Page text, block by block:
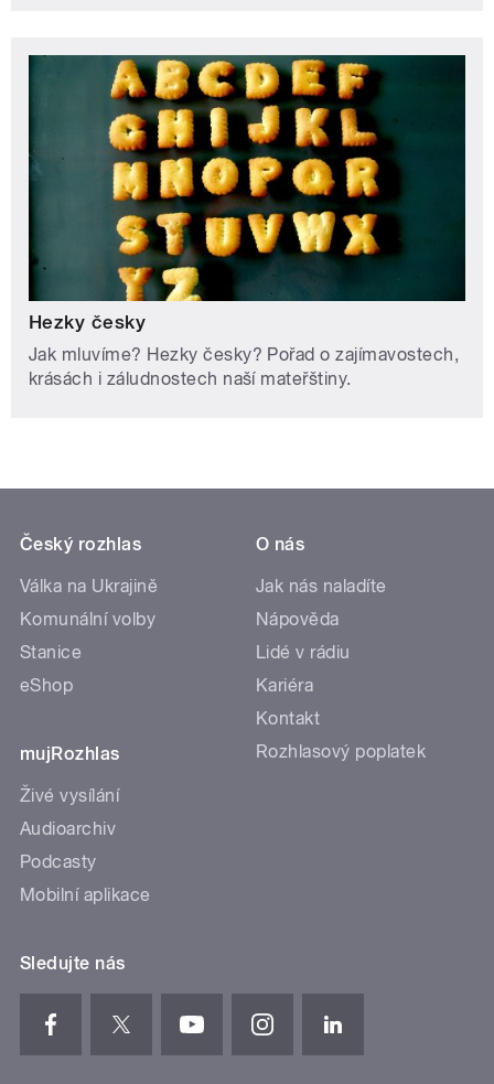
Hezky česky
Jak mluvíme? Hezky česky? Pořad o zajímavostech,
krásách i záludnostech naší mateřštiny.
Český rozhlas
Válka na Ukrajině
Komunální volby
Stanice
eShop
mujRozhlas
Živé vysílání
Audioarchiv
Podcasty
Mobilní aplikace
O nás
Jak nás naladíte
Nápověda
Lidé v rádiu
Kariéra
Kontakt
Rozhlasový poplatek
Sledujte nás